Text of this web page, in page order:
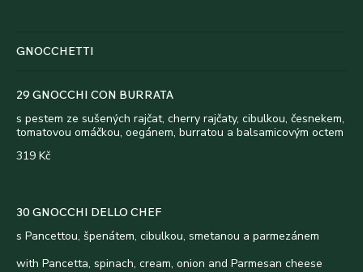
GNOCCHETTI
29 GNOCCHI CON BURRATA
s pestem ze sušených rajčat, cherry rajčaty, cibulkou, česnekem,
tomatovou omáčkou, oegánem, burratou a balsamicovým octem
319 Kč
30 GNOCCHI DELLO CHEF
s Pancettou, špenátem, cibulkou, smetanou a parmezánem
with Pancetta, spinach, cream, onion and Parmesan cheese